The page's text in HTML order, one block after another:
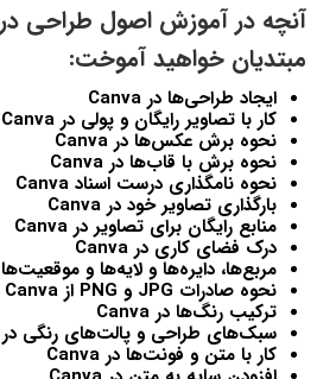
مبتدیان خواهید آموخت:
ایجاد طراحی‌ها در Canva
کار با تصاویر رایگان و پولی در Canva
نحوه برش عکس‌ها در Canva
نحوه برش با قاب‌ها در Canva
نحوه نامگذاری درست اسناد Canva
بارگذاری تصاویر خود در Canva
منابع رایگان برای تصاویر در Canva
درک فضای کاری در Canva
مربع‌ها، دایره‌ها و لایه‌ها و موقعیت‌ها
نحوه صادرات JPG و PNG از Canva
ترکیب رنگ‌ها در Canva
سبک‌های طراحی و پالت‌های رنگی در
کار با متن و فونت‌ها در Canva